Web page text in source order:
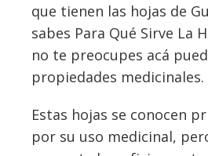
que tienen las hojas de
sabes Para Qué Sirve La
no te preocupes acá
propiedades medicinales.
Estas hojas se conocen
por su uso medicinal,